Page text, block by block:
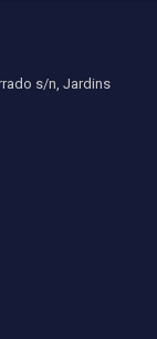
s/n, Jardins